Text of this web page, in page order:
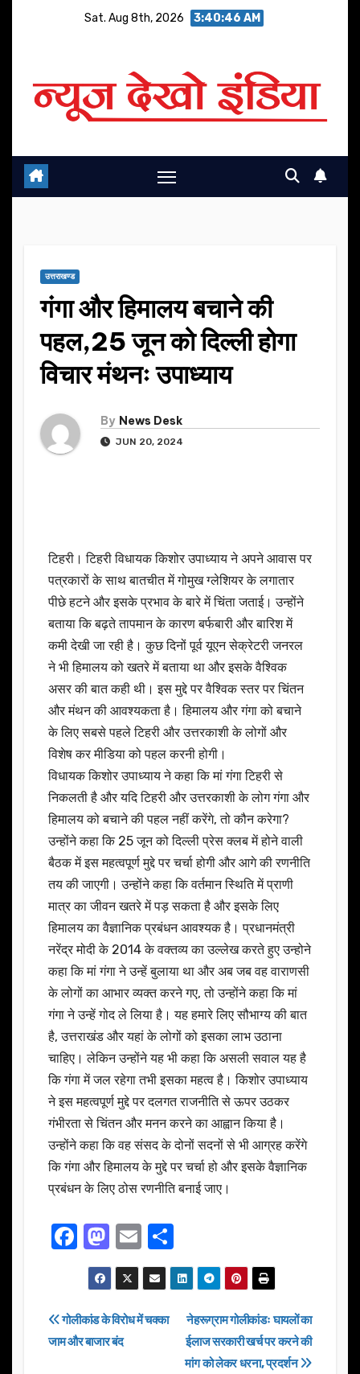
Sat. Aug 8th, 2026 3:40:46 AM
उत्तराखण्ड
गंगा और हिमालय बचाने की
पहल,25 जून को दिल्ली होगा
विचार मंथनः उपाध्याय
By News Desk
JUN 20, 2024
टिहरी। टिहरी विधायक किशोर उपाध्याय ने अपने आवास पर
पत्रकारों के साथ बातचीत में गोमुख ग्लेशियर के लगातार
पीछे हटने और इसके प्रभाव के बारे में चिंता जताई। उन्होंने
बताया कि बढ़ते तापमान के कारण बर्फबारी और बारिश में
कमी देखी जा रही है। कुछ दिनों पूर्व यूएन सेक्रेटरी जनरल
ने भी हिमालय को खतरे में बताया था और इसके वैश्विक
असर की बात कही थी। इस मुद्दे पर वैश्विक स्तर पर चिंतन
और मंथन की आवश्यकता है। हिमालय और गंगा को बचाने
के लिए सबसे पहले टिहरी और उत्तरकाशी के लोगों और
विशेष कर मीडिया को पहल करनी होगी।
विधायक किशोर उपाध्याय ने कहा कि मां गंगा टिहरी से
निकलती है और यदि टिहरी और उत्तरकाशी के लोग गंगा और
हिमालय को बचाने की पहल नहीं करेंगे, तो कौन करेगा?
उन्होंने कहा कि 25 जून को दिल्ली प्रेस क्लब में होने वाली
बैठक में इस महत्वपूर्ण मुद्दे पर चर्चा होगी और आगे की रणनीति
तय की जाएगी। उन्होंने कहा कि वर्तमान स्थिति में प्राणी
मात्र का जीवन खतरे में पड़ सकता है और इसके लिए
हिमालय का वैज्ञानिक प्रबंधन आवश्यक है। प्रधानमंत्री
नरेंद्र मोदी के 2014 के वक्तव्य का उल्लेख करते हुए उन्होने
कहा कि मां गंगा ने उन्हें बुलाया था और अब जब वह वाराणसी
के लोगों का आभार व्यक्त करने गए, तो उन्होंने कहा कि मां
गंगा ने उन्हें गोद ले लिया है। यह हमारे लिए सौभाग्य की बात
है, उत्तराखंड और यहां के लोगों को इसका लाभ उठाना
चाहिए। लेकिन उन्होंने यह भी कहा कि असली सवाल यह है
कि गंगा में जल रहेगा तभी इसका महत्व है। किशोर उपाध्याय
ने इस महत्वपूर्ण मुद्दे पर दलगत राजनीति से ऊपर उठकर
गंभीरता से चिंतन और मनन करने का आह्वान किया है।
उन्होंने कहा कि वह संसद के दोनों सदनों से भी आग्रह करेंगे
कि गंगा और हिमालय के मुद्दे पर चर्चा हो और इसके वैज्ञानिक
प्रबंधन के लिए ठोस रणनीति बनाई जाए।
F
a
c
e
b
M
a
st
o
d
E
m
ail
h
ar
e
Post
navigation
नेहरूग्राम गोलीकांडः घायलों का
ईलाज सरकारी खर्च पर करने की
मांग को लेकर धरना, प्रदर्शन
गोलीकांड के विरोध में चक्का
जाम और बाजार बंद